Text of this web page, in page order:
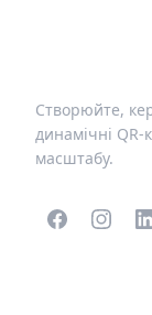
Створюйте,
динамічні QR-
масштабу.